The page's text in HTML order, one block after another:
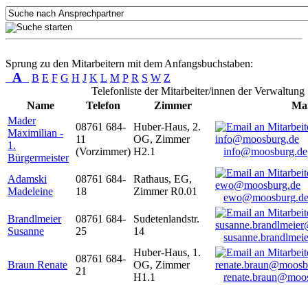
Sprung zu den Mitarbeitern mit dem Anfangsbuchstaben:
A B E F G H J K L M P R S W Z
Telefonliste der Mitarbeiter/innen der Verwaltung
Name
Telefon Zimmer
Mader
Maximilian -
1.
Bürgermeister
08761 684-
11
(Vorzimmer)
Huber-Haus, 2.
OG, Zimmer
H2.1
info@moosburg.de
Adamski
Madeleine
08761 684-
18
Rathaus, EG,
Zimmer R0.01
ewo@moosburg.de
Brandlmeier
Susanne
08761 684-
25
Sudetenlandstr.
14
Braun Renate
08761 684-
21
Huber-Haus, 1.
OG, Zimmer
H1.1